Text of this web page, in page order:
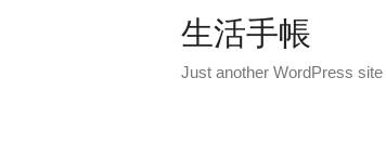
生活手帳
Just another WordPress site